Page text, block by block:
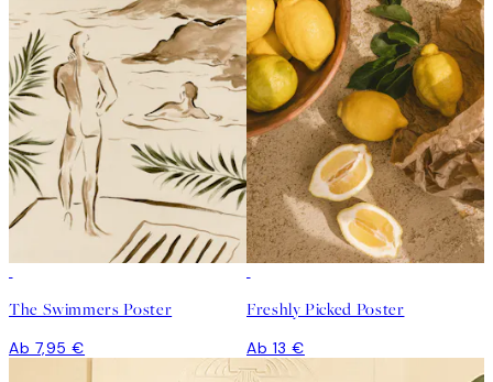
The Swimmers Poster
Ab 7,95 €
Freshly Picked Poster
Ab 13 €